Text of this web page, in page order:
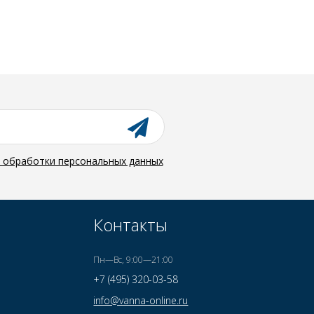
персональных данных
Контакты
Пн—Вс, 9:00—21:00
+7 (495) 320-03-58
info@vanna-online.ru